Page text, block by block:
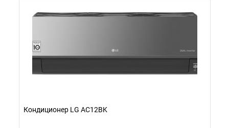
Кондиционер LG AC12BK